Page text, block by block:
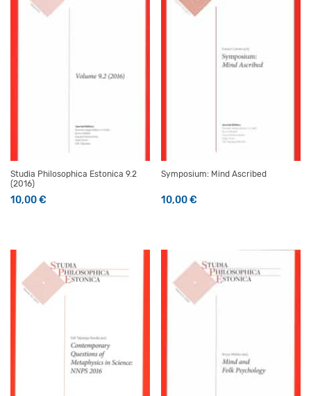
Studia Philosophica Estonica 9.2
(2016)
10,00€
Symposium: Mind Ascribed
10,00€